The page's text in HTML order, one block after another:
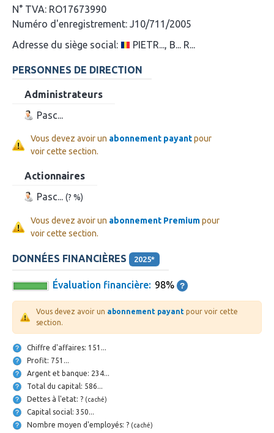
N° TVA: RO17673990
Numéro d'enregistrement: J10/711/2005
Adresse du siège social:
PIETR..., B... R...
PERSONNES DE DIRECTION
Administrateurs
Pasc...
Vous devez avoir un abonnement payantpour
voir cette section.
Actionnaires
Pasc... (? %)
Vous devez avoir un abonnement Premiumpour
voir cette section.
DONNÉES FINANCIÈRES 2025*
Évaluation financière: 98%
Vous devez avoir un abonnement payant pour voir cette
section.
Chiffre d'affaires: 151...
Profit: 751...
Argent et banque: 234...
Total du capital: 586...
Dettes à l'etat: ? (caché)
Capital social: 350...
Nombre moyen d'employés: ? (caché)